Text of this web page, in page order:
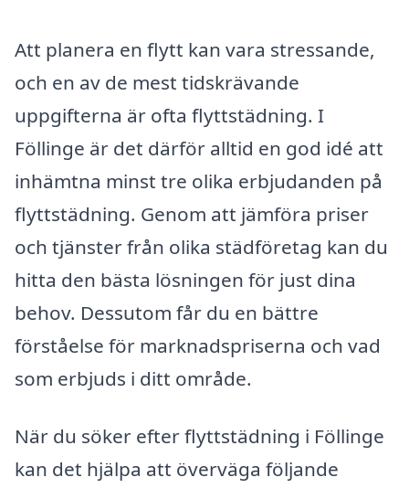
Att planera en flytt kan vara stressande,
och en av de mest tidskrävande
uppgifterna är ofta flyttstädning. I
Föllinge är det därför alltid en god idé att
inhämtna minst tre olika erbjudanden på
flyttstädning. Genom att jämföra priser
och tjänster från olika städföretag kan du
hitta den bästa lösningen för just dina
behov. Dessutom får du en bättre
förståelse för marknadspriserna och vad
som erbjuds i ditt område.
När du söker efter flyttstädning i Föllinge
kan det hjälpa att överväga följande